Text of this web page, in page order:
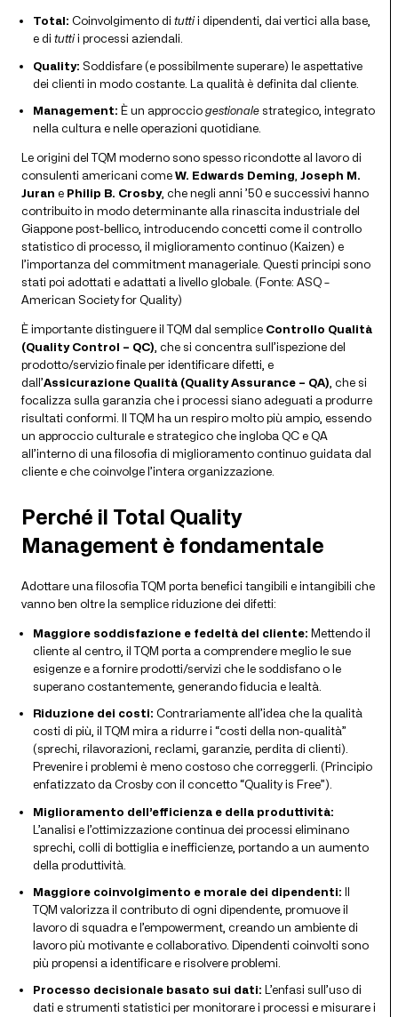
Total: Coinvolgimento di tuttii dipendenti, dai vertici alla base,
e di tuttii processi aziendali.
Quality: Soddisfare (e possibilmente superare) le aspettative
dei clienti in modo costante. La qualità è definita dal cliente.
Management: È un approcciogestionale strategico, integrato
nella cultura e nelle operazioni quotidiane.
Le origini del TQM moderno sono spesso ricondotte al lavoro di
consulenti americani comeW. Edwards Deming Joseph M.
Juran e Philip B. Crosby, che negli anni ’50 e successivi hanno
contribuito in modo determinante alla rinascita industriale del
Giappone post-bellico, introducendo concetti come il controllo
statistico di processo, il miglioramento continuo (Kaizen) e
l’importanza del commitment manageriale. Questi principi sono
stati poi adottati e adattati a livello globale. (Fonte: ASQ –
American Society for Quality)
È importante distinguere il TQM dal semplice Controllo Qualità
(Quality Control – QC) , che si concentra sull’ispezione del
prodotto/servizio finale per identificare difetti, e
dall’Assicurazione Qualità (Quality Assurance – QA) , che si
focalizza sulla garanzia che i processi siano adeguati a produrre
risultati conformi. Il TQM ha un respiro molto più ampio, essendo
un approccio culturale e strategico che ingloba QC e QA
all’interno di una filosofia di miglioramento continuo guidata dal
cliente e che coinvolge l’intera organizzazione.
Perché il Total Quality
Management è fondamentale
Adottare una filosofia TQM porta benefici tangibili e intangibili che
vanno ben oltre la semplice riduzione dei difetti:
Maggiore soddisfazione e fedeltà del cliente: Mettendo il
cliente al centro, il TQM porta a comprendere meglio le sue
esigenze e a fornire prodotti/servizi che le soddisfano o le
superano costantemente, generando fiducia e lealtà.
Riduzione dei costi: Contrariamente all’idea che la qualità
costi di più, il TQM mira a ridurre i “costi della non-qualità”
(sprechi, rilavorazioni, reclami, garanzie, perdita di clienti).
Prevenire i problemi è meno costoso che correggerli. (Principio
enfatizzato da Crosby con il concetto “Quality is Free”).
Miglioramento dell’efficienza e della produttività:
L’analisi e l’ottimizzazione continua dei processi eliminano
sprechi, colli di bottiglia e inefficienze, portando a un aumento
della produttività.
Maggiore coinvolgimento e morale dei dipendenti: Il
TQM valorizza il contributo di ogni dipendente, promuove il
lavoro di squadra e l’empowerment, creando un ambiente di
lavoro più motivante e collaborativo. Dipendenti coinvolti sono
più propensi a identificare e risolvere problemi.
Processo decisionale basato sui dati: L’enfasi sull’uso di
dati e strumenti statistici per monitorare i processi e misurare i